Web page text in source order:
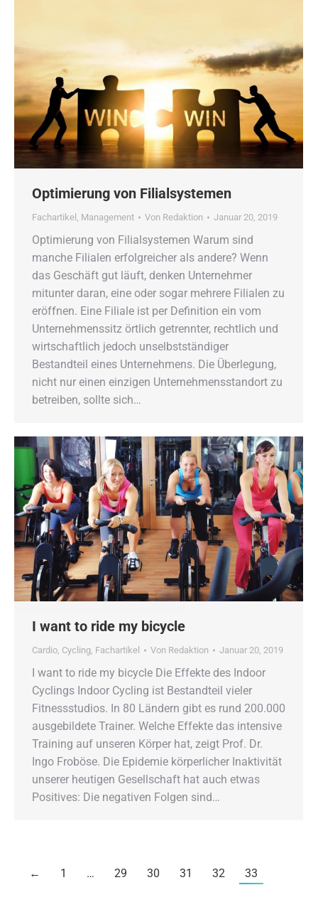
Optimierung von Filialsystemen
Fachartikel Management Von Redaktion Januar 20, 2019
Optimierung von Filialsystemen Warum sind
manche Filialen erfolgreicher als andere? Wenn
das Geschäft gut läuft, denken Unternehmer
mitunter daran, eine oder sogar mehrere Filialen zu
eröffnen. Eine Filiale ist per Definition ein vom
Unternehmenssitz örtlich getrennter, rechtlich und
wirtschaftlich jedoch unselbstständiger
Bestandteil eines Unternehmens. Die Überlegung,
nicht nur einen einzigen Unternehmensstandort zu
betreiben, sollte sich…
I want to ride my bicycle
Cardio Cycling Fachartikel Von Redaktion Januar 20, 2019
I want to ride my bicycle Die Effekte des Indoor
Cyclings Indoor Cycling ist Bestandteil vieler
Fitnessstudios. In 80 Ländern gibt es rund 200.000
ausgebildete Trainer. Welche Effekte das intensive
Training auf unseren Körper hat, zeigt Prof. Dr.
Ingo Froböse. Die Epidemie körperlicher Inaktivität
unserer heutigen Gesellschaft hat auch etwas
Positives: Die negativen Folgen sind…
← 1 … 29 30 31 32 33